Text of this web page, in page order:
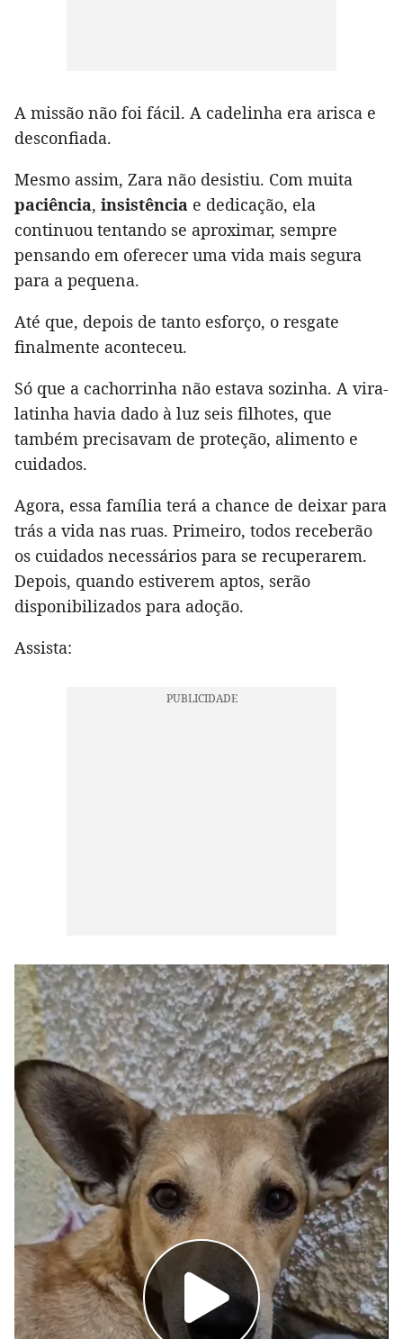
A missão não foi fácil. A cadelinha era arisca e
desconfiada.
Mesmo assim, Zara não desistiu. Com muita
paciência, insistência e dedicação, ela
continuou tentando se aproximar, sempre
pensando em oferecer uma vida mais segura
para a pequena.
Até que, depois de tanto esforço, o resgate
finalmente aconteceu.
Só que a cachorrinha não estava sozinha. A vira-
latinha havia dado à luz seis filhotes, que
também precisavam de proteção, alimento e
cuidados.
Agora, essa família terá a chance de deixar para
trás a vida nas ruas. Primeiro, todos receberão
os cuidados necessários para se recuperarem.
Depois, quando estiverem aptos, serão
disponibilizados para adoção.
Assista: